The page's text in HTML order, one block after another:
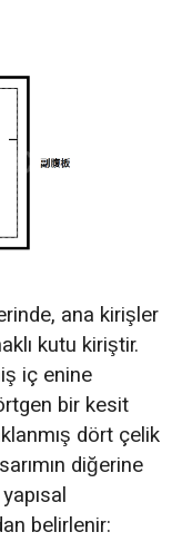
ana kirişler
kutu kiriştir.
iç enine
bir kesit
dört çelik
diğerine
belirlenir: